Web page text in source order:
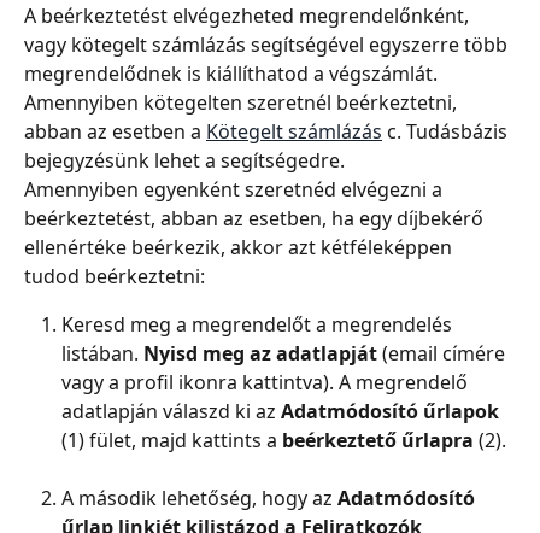
A beérkeztetést elvégezheted megrendelőnként,
vagy kötegelt számlázás segítségével egyszerre több
megrendelődnek is kiállíthatod a végszámlát.
Amennyiben kötegelten szeretnél beérkeztetni,
abban az esetben a Kötegelt számlázás c. Tudásbázis
bejegyzésünk lehet a segítségedre.
Amennyiben egyenként szeretnéd elvégezni a
beérkeztetést, abban az esetben, ha egy díjbekérő
ellenértéke beérkezik, akkor azt kétféleképpen
tudod beérkeztetni:
Keresd meg a megrendelőt a megrendelés
listában. Nyisd meg az adatlapját (email címére
vagy a profil ikonra kattintva). A megrendelő
adatlapján válaszd ki az Adatmódosító űrlapok
(1) fület, majd kattints a beérkeztető űrlapra (2).
A második lehetőség, hogy az Adatmódosító
űrlap linkjét kilistázod a Feliratkozók